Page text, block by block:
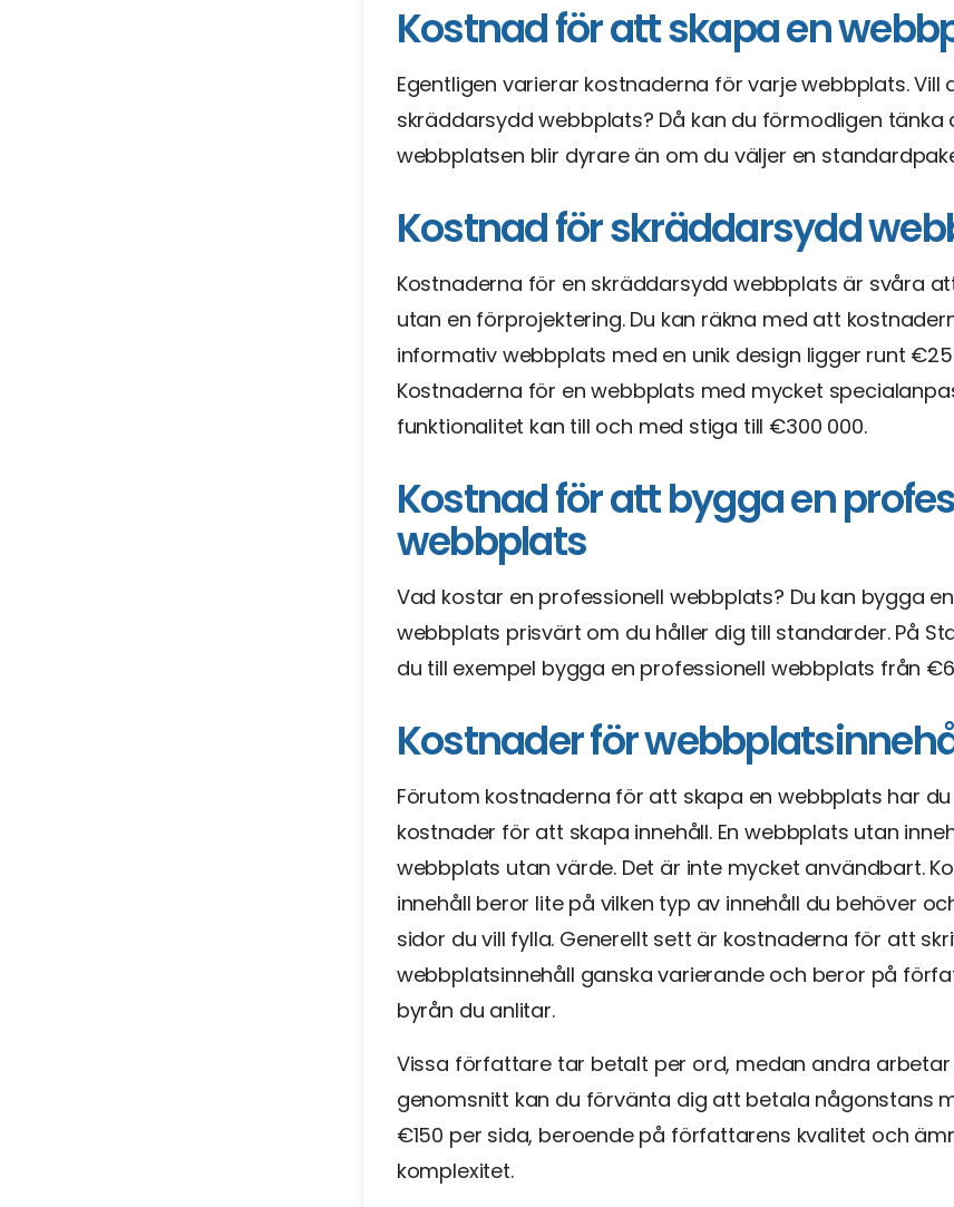
Kostnad för att skapa en
Egentligen varierar kostnaderna för varje webbplats. Vill
skräddarsydd webbplats? Då kan du förmodligen tänka
webbplatsen blir dyrare än om du väljer en
Kostnad för skräddarsydd
Kostnaderna för en skräddarsydd webbplats är svåra
utan en förprojektering. Du kan räkna med att
informativ webbplats med en unik design ligger runt
Kostnaderna för en webbplats med mycket
funktionalitet kan till och med stiga till €300 000.
Kostnad för att bygga en
webbplats
Vad kostar en professionell webbplats? Du kan bygga
webbplats prisvärt om du håller dig till standarder. På
du till exempel bygga en professionell webbplats från
Kostnader för
Förutom kostnaderna för att skapa en webbplats har
kostnader för att skapa innehåll. En webbplats utan
webbplats utan värde. Det är inte mycket användbart.
innehåll beror lite på vilken typ av innehåll du behöver
sidor du vill fylla. Generellt sett är kostnaderna för att
webbplatsinnehåll ganska varierande och beror på
byrån du anlitar.
Vissa författare tar betalt per ord, medan andra arbetar
genomsnitt kan du förvänta dig att betala någonstans
€150 per sida, beroende på författarens kvalitet och
komplexitet.